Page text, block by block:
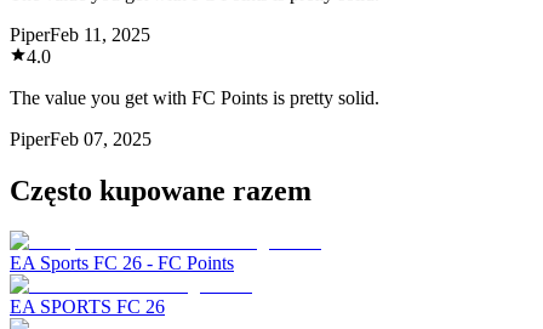
PiperFeb 11, 2025
4.0
The value you get with FC Points is pretty solid.
PiperFeb 07, 2025
Często kupowane razem
EA Sports FC 26 - FC Points
EA SPORTS FC 26